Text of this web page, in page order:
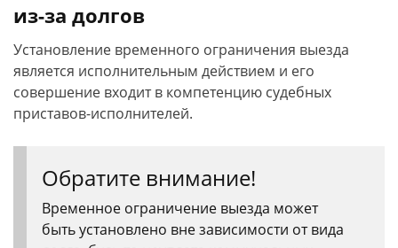
из-за долгов
Установление временного ограничения выезда
является исполнительным действием и его
совершение входит в компетенцию судебных
приставов-исполнителей.
Обратите внимание!
Временное ограничение выезда может
быть установлено вне зависимости от вида